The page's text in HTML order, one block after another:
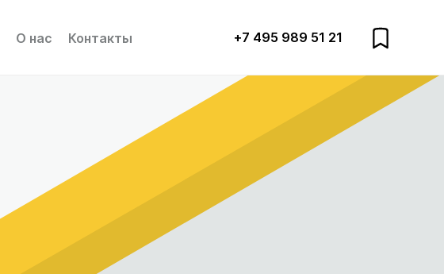
О нас Контакты +7 495 989 51 21